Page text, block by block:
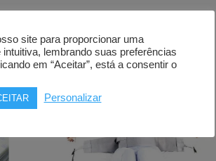
site para proporcionar uma
lembrando suas preferências
em “Aceitar”, está a consentir o
Personalizar